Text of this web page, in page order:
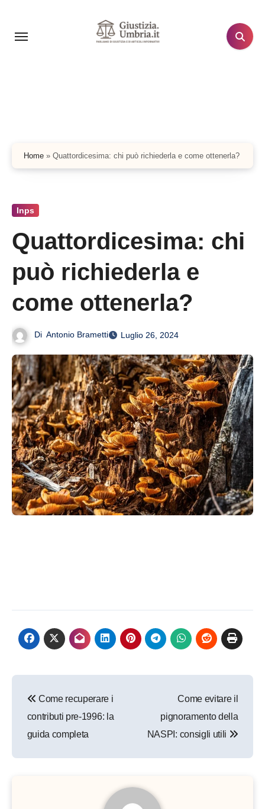
contenuto
Home » Quattordicesima: chi può richiederla e come ottenerla?
Inps
Quattordicesima: chi
può richiederla e
come ottenerla?
Di Antonio Brametti Luglio 26, 2024
articoli
Come recuperare i
contributi pre-1996: la
guida completa
Come evitare il
pignoramento della
NASPI: consigli utili